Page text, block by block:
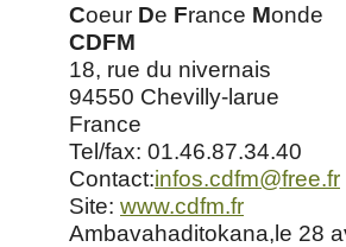
Coeur De France Monde
CDFM
18, rue du nivernais
94550 Chevilly-larue
France
Tel/fax: 01.46.87.34.40
Contact:infos.cdfm@free.fr
Site: www.cdfm.fr
Ambavahaditokana,le 28